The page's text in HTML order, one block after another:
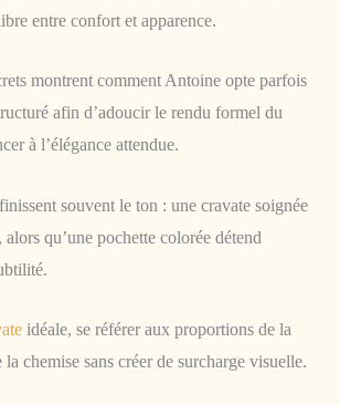
entre confort et apparence.
montrent comment Antoine opte parfois
afin d’adoucir le rendu formel du
à l’élégance attendue.
souvent le ton : une cravate soignée
qu’une pochette colorée détend
idéale, se référer aux proportions de la
chemise sans créer de surcharge visuelle.